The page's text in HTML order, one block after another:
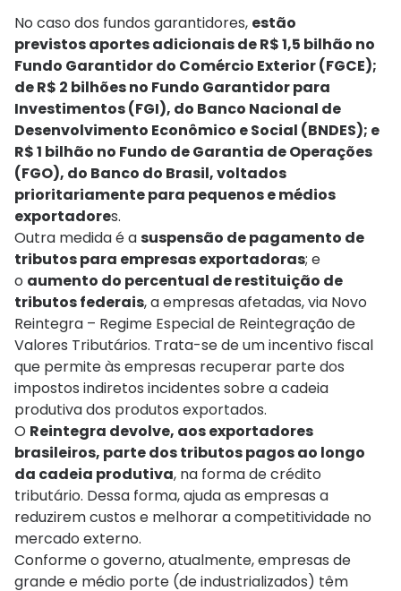
No caso dos fundos garantidores, estão
previstos aportes adicionais de R$ 1,5 bilhão no
Fundo Garantidor do Comércio Exterior (FGCE);
de R$ 2 bilhões no Fundo Garantidor para
Investimentos (FGI), do Banco Nacional de
Desenvolvimento Econômico e Social (BNDES); e
R$ 1 bilhão no Fundo de Garantia de Operações
(FGO), do Banco do Brasil, voltados
prioritariamente para pequenos e médios
exportadores.
Outra medida é asuspensão de pagamento de
tributos para empresas exportadoras; e
o aumento do percentual de restituição de
tributos federais, a empresas afetadas, via Novo
Reintegra – Regime Especial de Reintegração de
Valores Tributários. Trata-se de um incentivo fiscal
que permite às empresas recuperar parte dos
impostos indiretos incidentes sobre a cadeia
produtiva dos produtos exportados.
O Reintegra devolve, aos exportadores
brasileiros, parte dos tributos pagos ao longo
da cadeia produtiva, na forma de crédito
tributário. Dessa forma, ajuda as empresas a
reduzirem custos e melhorar a competitividade no
mercado externo.
Conforme o governo, atualmente, empresas de
grande e médio porte (de industrializados) têm